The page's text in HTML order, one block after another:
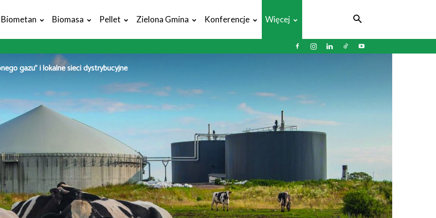
Biometan Biomasa Pellet Zielona Gmina Konferencje Więcej
gazu” i lokalne sieci dystrybucyjne